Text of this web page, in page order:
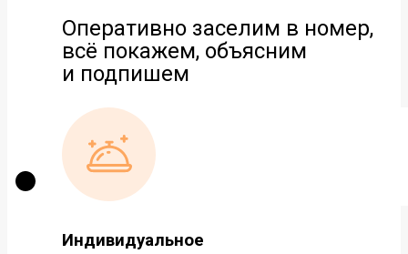
Оперативно заселим в номер,
всё покажем, объясним
и подпишем
Индивидуальное